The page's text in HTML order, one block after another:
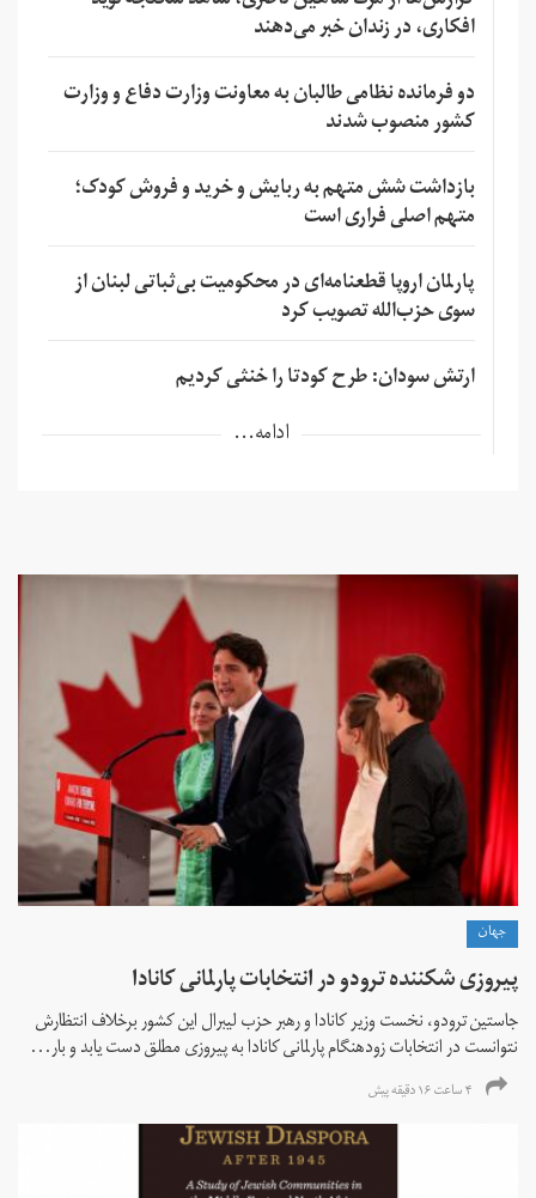
افکاری، در زندان خبر می‌دهند
دو فرمانده نظامی طالبان به معاونت وزارت دفاع و وزارت
کشور منصوب شدند
بازداشت شش متهم به ربایش و خرید و فروش کودک؛
متهم اصلی فراری است
پارلمان اروپا قطعنامه‌ای در محکومیت بی‌ثباتی لبنان از
سوی حزب‌الله تصویب کرد
ارتش سودان: طرح کودتا را خنثی کردیم
ادامه...
جهان
پیروزی شکننده ترودو در انتخابات پارلمانی کانادا
جاستین ترودو، نخست وزیر کانادا و رهبر حزب لیبرال این کشور برخلاف انتظارش
نتوانست در انتخابات زود‌هنگام پارلمانی کانادا به پیروزی مطلق دست یابد و بار...
۴ ساعت ۱۶ دقیقه پیش